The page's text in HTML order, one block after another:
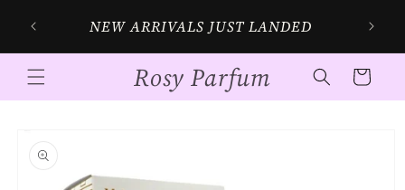
content
NEW ARRIVALS JUST LANDED
Rosy Parfum Cart
information